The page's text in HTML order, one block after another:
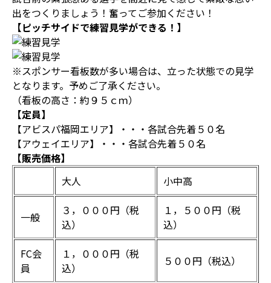
出をつくりましょう！奮ってご参加ください！
【ピッチサイドで練習見学ができる！】
※スポンサー看板数が多い場合は、立った状態での見学
となります。予めご了承ください。
（看板の高さ：約９５ｃｍ）
【定員】
【アビスパ福岡エリア】・・・各試合先着５０名
【アウェイエリア】・・・各試合先着５０名
【販売価格】
大人
小中高
一般
３，０００円（税
込）
１，５００円（税
込）
FC会
員
１，０００円（税
込）
５００円（税込）